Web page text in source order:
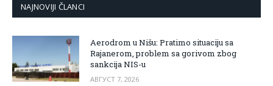
NAJNOVIJI ČLANCI
Aerodrom u Nišu: Pratimo situaciju sa
Rajanerom, problem sa gorivom zbog
sankcija NIS-u
АВГУСТ 7, 2026